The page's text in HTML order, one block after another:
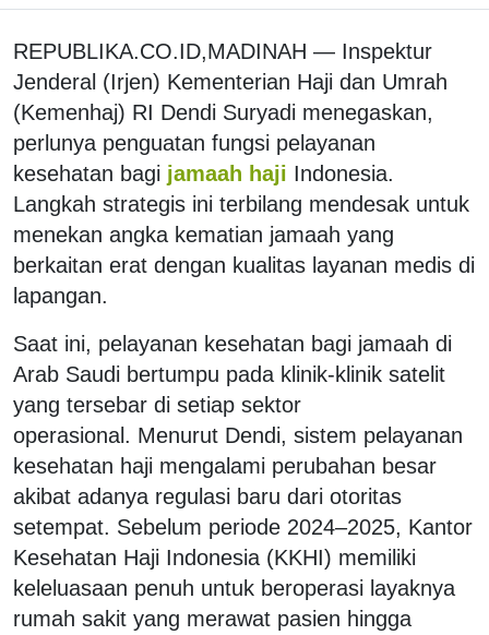
REPUBLIKA.CO.ID,MADINAH — Inspektur
Jenderal (Irjen) Kementerian Haji dan Umrah
(Kemenhaj) RI Dendi Suryadi menegaskan,
perlunya penguatan fungsi pelayanan
kesehatan bagi jamaah haji Indonesia.
Langkah strategis ini terbilang mendesak untuk
menekan angka kematian jamaah yang
berkaitan erat dengan kualitas layanan medis di
lapangan.
Saat ini, pelayanan kesehatan bagi jamaah di
Arab Saudi bertumpu pada klinik-klinik satelit
yang tersebar di setiap sektor
operasional. Menurut Dendi, sistem pelayanan
kesehatan haji mengalami perubahan besar
akibat adanya regulasi baru dari otoritas
setempat. Sebelum periode 2024–2025, Kantor
Kesehatan Haji Indonesia (KKHI) memiliki
keleluasaan penuh untuk beroperasi layaknya
rumah sakit yang merawat pasien hingga